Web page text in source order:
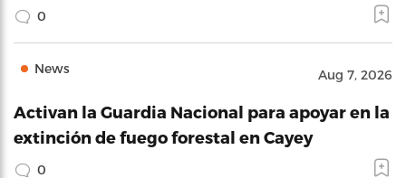
0
News Aug 7, 2026
Activan la Guardia Nacional para apoyar en la
extinción de fuego forestal en Cayey
0